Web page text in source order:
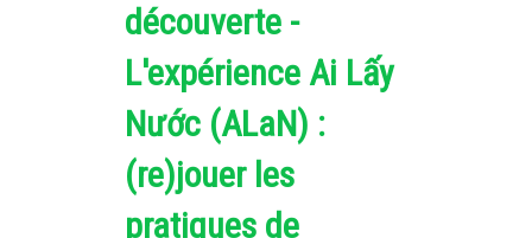
découverte -
L'expérience Ai Lấy
Nước (ALaN) :
(re)jouer les
pratiques de